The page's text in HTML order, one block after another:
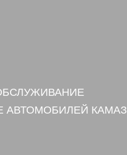
АВТОМОБИЛЕЙ КАМАЗ